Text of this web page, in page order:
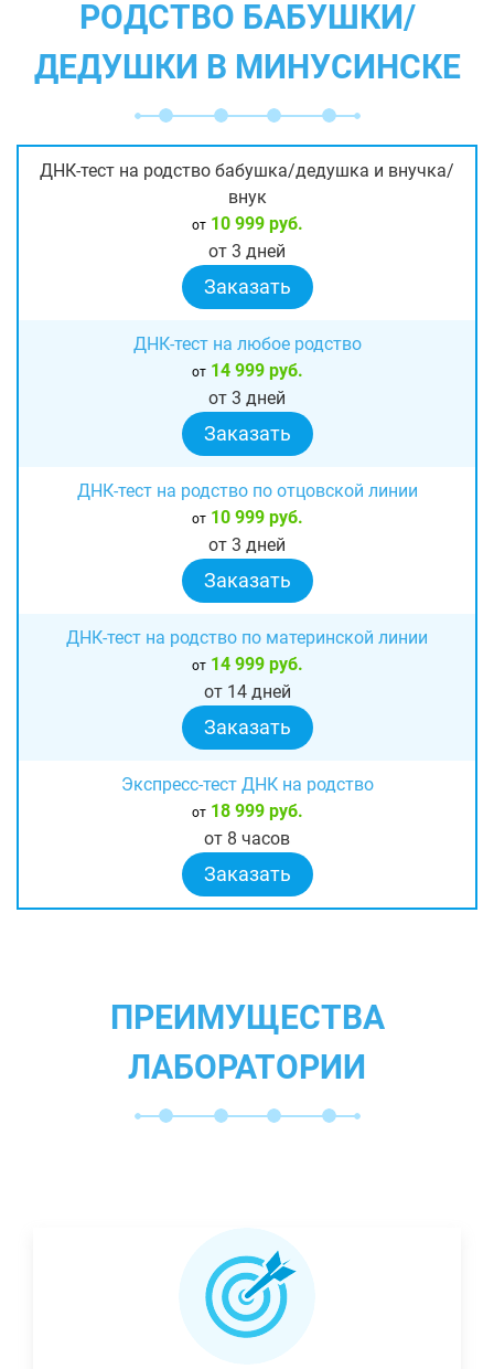
РОДСТВО БАБУШКИ/
ДЕДУШКИ В МИНУСИНСКЕ
ДНК-тест на родство бабушка/дедушка и внучка/
внук
от10 999 руб.
от 3 дней
Заказать
ДНК-тест на любое родство
от14 999 руб.
от 3 дней
Заказать
ДНК-тест на родство по отцовской линии
от10 999 руб.
от 3 дней
Заказать
ДНК-тест на родство по материнской линии
от14 999 руб.
от 14 дней
Заказать
Экспресс-тест ДНК на родство
от18 999 руб.
от 8 часов
Заказать
ПРЕИМУЩЕСТВА
ЛАБОРАТОРИИ